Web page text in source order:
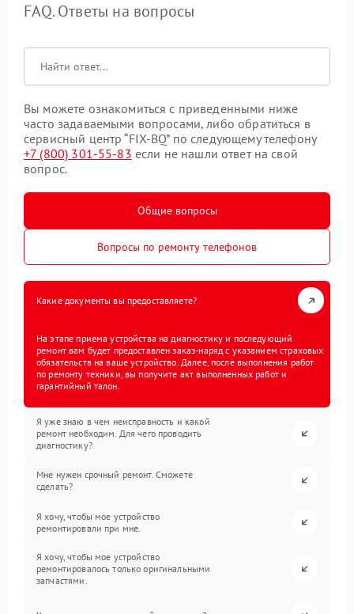
FAQ. Ответы на вопросы
Вы можете ознакомиться с приведенными ниже
часто задаваемыми вопросами, либо обратиться в
сервисный центр “FIX-BQ” по следующему телефону
+7 (800) 301-55-83 если не нашли ответ на свой
вопрос.
Общие вопросы
Вопросы по ремонту телефонов
Какие документы вы предоставляете?
На этапе приема устройства на диагностику и последующий
ремонт вам будет предоставлен заказ-наряд с указанием страховых
обязательств на ваше устройство. Далее, после выполнения работ
по ремонту техники, вы получите акт выполненных работ и
гарантийный талон.
Я уже знаю в чем неисправность и какой
ремонт необходим. Для чего проводить
диагностику?
Мне нужен срочный ремонт. Сможете
сделать?
Я хочу, чтобы мое устройство
ремонтировали при мне.
Я хочу, чтобы мое устройство
ремонтировалось только оригинальными
запчастями.